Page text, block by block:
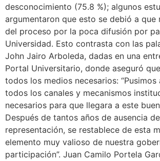
desconocimiento (75.8 %); algunos
argumentaron que esto se debió a que
del proceso por la poca difusión por
Universidad. Esto contrasta con las
John Jairo Arboleda, dadas en una
Portal Universitario, donde aseguró
todos los medios necesarios:
todos los canales y mecanismos
necesarios para que llegara a este
Después de tantos años de ausencia
representación, se restablece de esta
elemento muy valioso de nuestra
participación”. Juan Camilo Portela